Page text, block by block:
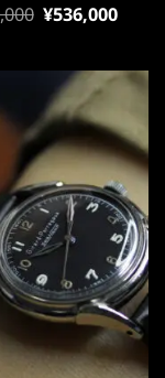
現
価
は
¥670,000
で
す。
¥536,000